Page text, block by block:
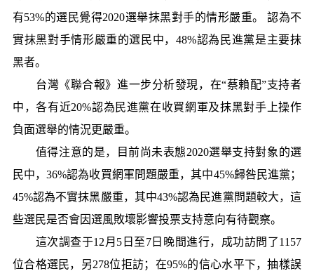
有53%的選民覺得2020選舉抹黑對手的情形嚴重。 認為不
實抹黑對手情形嚴重的選民中，48%認為民進黨是主要抹
黑者。
台灣《聯合報》進一步分析發現，在“蔡賴配”支持者
中，各有近20%認為民進黨在收買網軍及抹黑對手上操作
負面選舉的情況更嚴重。
值得注意的是，目前尚未表態2020選舉支持對象的選
民中，36%認為收買網軍問題嚴重，其中45%歸咎民進黨；
45%認為不實抹黑嚴重，其中43%認為民進黨問題較大，這
些選民是否會因選風敗壞影響投票支持意向有待觀察。
這次調查于12月5日至7日晚間進行，成功訪問了1157
位合格選民，另278位拒訪；在95%的信心水平下，抽樣誤